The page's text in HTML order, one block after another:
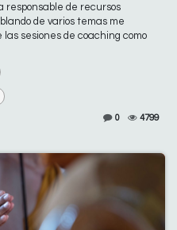
responsable de recursos
de varios temas me
sesiones de coaching como
0 4799